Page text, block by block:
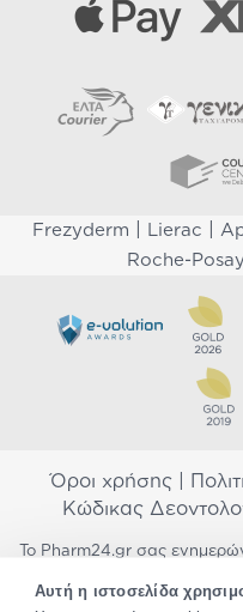
Αυτή η ιστοσελίδα
Frezyderm Lierac
Roche-Posay
Όροι χρήσης
Κώδικας
Το Pharm24.gr σας
προορίζονται για την